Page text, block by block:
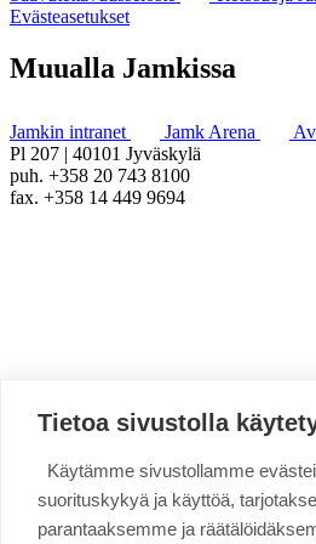
Evästeasetukset
Muualla Jamkissa
Jamkin intranet Jamk Arena
Pl 207 | 40101 Jyväskylä
puh. +358 20 743 8100
fax. +358 14 449 9694
Tietoa sivustolla
Käytämme sivustollamme
suorituskykyä ja käyttöä,
parantaaksemme ja